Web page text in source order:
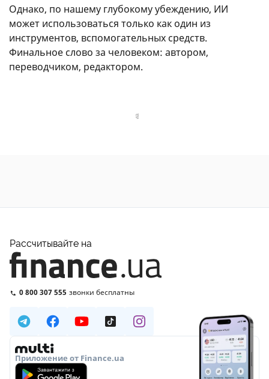
Однако, по нашему глубокому убеждению, ИИ
может использоваться только как один из
инструментов, вспомогательных средств.
Финальное слово за человеком: автором,
переводчиком, редактором.
Рассчитывайте на
0 800 307 555 звонки бесплатны
Приложение от Finance.ua